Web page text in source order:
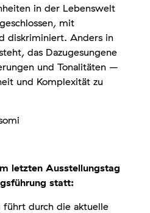
in der Lebenswelt
mit
diskri­miniert. Anders in
das Dazugesungene
und Tonalitäten –
und Komplexität zu
letzten Ausstellungstag
statt:
führt durch die aktuelle